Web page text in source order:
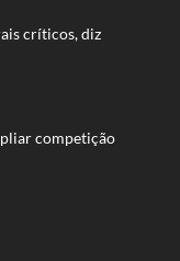
críticos, diz
competição